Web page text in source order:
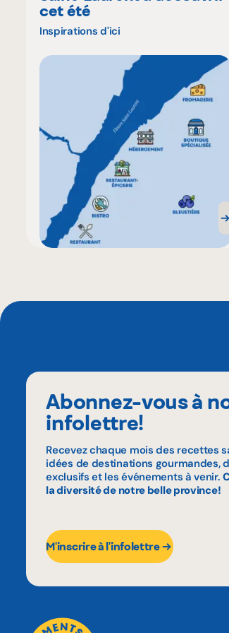
cet été
Inspirations d'ici
Abonnez-vous à
infolettre!
Recevez chaque mois des recettes
idées de destinations gourmandes,
exclusifs et les événements à venir.
la diversité de notre belle province!
M'inscrire à l'infolettre